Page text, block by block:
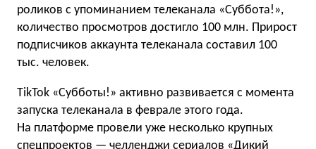
роликов с упоминанием телеканала «Суббота!»,
количество просмотров достигло 100 млн. Прирост
подписчиков аккаунта телеканала составил 100
тыс. человек.
TikTok «Субботы!» активно развивается с момента
запуска телеканала в феврале этого года.
На платформе провели уже несколько крупных
спецпроектов — челленджи сериалов «Дикий